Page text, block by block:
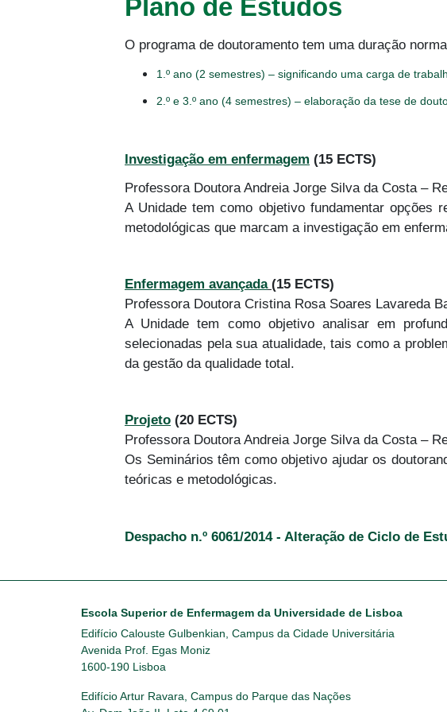
Plano de Estudos
O programa de doutoramento tem uma duração
1.º ano (2 semestres) – significando uma carga de
2.º e 3.º ano (4 semestres) – elaboração da tese de
Investigação em enfermagem (15 ECTS)
Professora Doutora Andreia Jorge Silva da Costa –
A Unidade tem como objetivo fundamentar
metodológicas que marcam a investigação em
Enfermagem avançada (15 ECTS)
Professora Doutora Cristina Rosa Soares Lavareda
A Unidade tem como objetivo analisar em
selecionadas pela sua atualidade, tais como a
da gestão da qualidade total.
Projeto (20 ECTS)
Professora Doutora Andreia Jorge Silva da Costa –
Os Seminários têm como objetivo ajudar os
teóricas e metodológicas.
Despacho n.º 6061/2014 - Alteração de Ciclo de
Escola Superior de Enfermagem da Universidade de Lisboa
Edifício Calouste Gulbenkian, Campus da Cidade Universitária
Avenida Prof. Egas Moniz
1600-190 Lisboa
Edifício Artur Ravara, Campus do Parque das Nações